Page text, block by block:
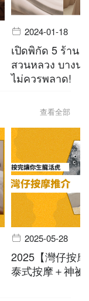
2024-01-18
เปิดพิกัด 5 ร้าน
สวนหลวง บาง
ไม่ควรพลาด!
查看全部
2025-05-28
2025【灣仔按
泰式按摩＋神